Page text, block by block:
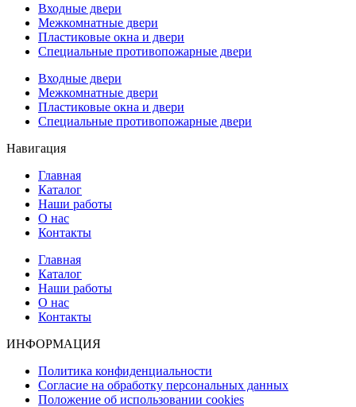
Входные двери
Межкомнатные двери
Пластиковые окна и двери
Специальные противопожарные двери
Входные двери
Межкомнатные двери
Пластиковые окна и двери
Специальные противопожарные двери
Навигация
Главная
Каталог
Наши работы
О нас
Контакты
Главная
Каталог
Наши работы
О нас
Контакты
ИНФОРМАЦИЯ
Политика конфиденциальности
Согласие на обработку персональных данных
Положение об использовании cookies